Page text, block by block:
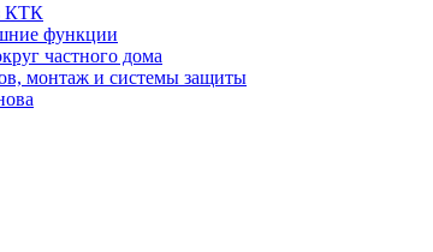
КТК
функции
частного дома
монтаж и системы защиты